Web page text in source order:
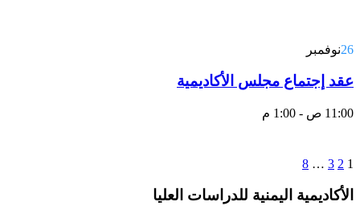
26نوفمبر
عقد إجتماع مجلس الأكاديمية
11:00 ص - 1:00 م
1
2
3
…
8
الأكاديمية اليمنية للدراسات العليا